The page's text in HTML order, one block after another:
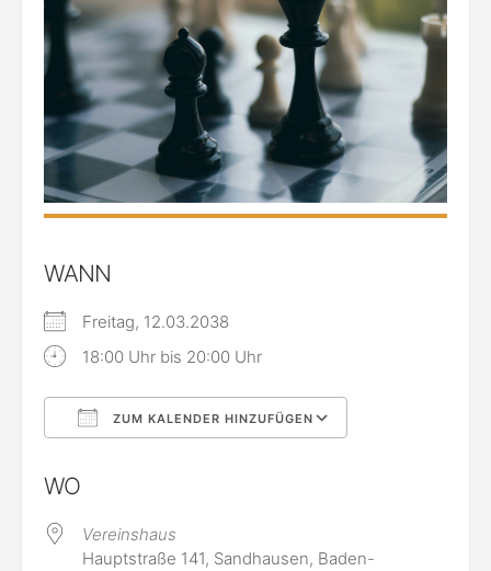
WANN
Freitag, 12.03.2038
18:00 Uhr bis 20:00 Uhr
ZUM KALENDER HINZUFÜGEN
WO
Vereinshaus
Hauptstraße 141, Sandhausen, Baden-